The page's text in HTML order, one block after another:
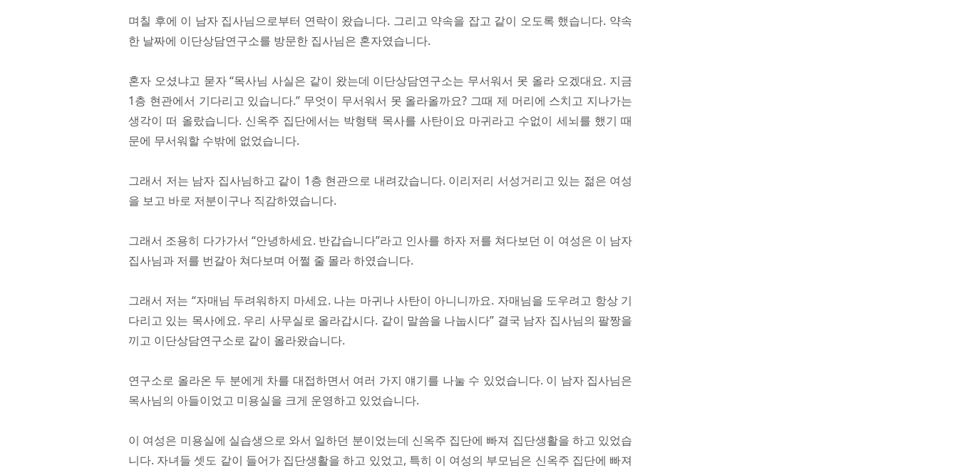
며칠 후에 이 남자 집사님으로부터 연락이 왔습니다. 그리고 약속을 잡고 같이 오도록 했습니다. 약속
한 날짜에 이단상담연구소를 방문한 집사님은 혼자였습니다.
혼자 오셨냐고 묻자 “목사님 사실은 같이 왔는데 이단상담연구소는 무서워서 못 올라 오겠대요. 지금
1층 현관에서 기다리고 있습니다.” 무엇이 무서워서 못 올라올까요? 그때 제 머리에 스치고 지나가는
생각이 떠 올랐습니다. 신옥주 집단에서는 박형택 목사를 사탄이요 마귀라고 수없이 세뇌를 했기 때
문에 무서워할 수밖에 없었습니다.
그래서 저는 남자 집사님하고 같이 1층 현관으로 내려갔습니다. 이리저리 서성거리고 있는 젊은 여성
을 보고 바로 저분이구나 직감하였습니다.
그래서 조용히 다가가서 “안녕하세요. 반갑습니다”라고 인사를 하자 저를 쳐다보던 이 여성은 이 남자
집사님과 저를 번갈아 쳐다보며 어쩔 줄 몰라 하였습니다.
그래서 저는 “자매님 두려워하지 마세요. 나는 마귀나 사탄이 아니니까요. 자매님을 도우려고 항상 기
다리고 있는 목사에요. 우리 사무실로 올라갑시다. 같이 말씀을 나눕시다” 결국 남자 집사님의 팔짱을
끼고 이단상담연구소로 같이 올라왔습니다.
연구소로 올라온 두 분에게 차를 대접하면서 여러 가지 얘기를 나눌 수 있었습니다. 이 남자 집사님은
목사님의 아들이었고 미용실을 크게 운영하고 있었습니다.
이 여성은 미용실에 실습생으로 와서 일하던 분이었는데 신옥주 집단에 빠져 집단생활을 하고 있었습
니다. 자녀들 셋도 같이 들어가 집단생활을 하고 있었고, 특히 이 여성의 부모님은 신옥주 집단에 빠져